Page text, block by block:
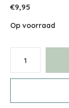
€9,95
Op voorraad